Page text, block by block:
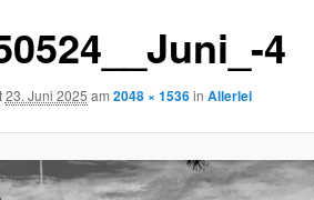
4
23. Juni 2025 am 2048 × 1536in Allerlei